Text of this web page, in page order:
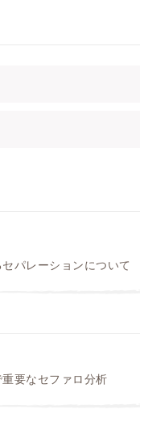
セパレーションについて
重要なセファロ分析